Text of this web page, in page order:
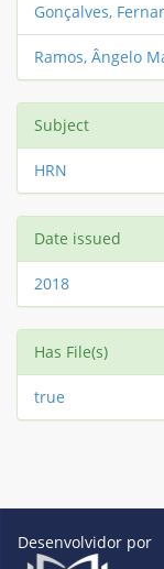
Gonçalves,
Ramos, Ângelo
Subject
HRN
Date issued
2018
Has File(s)
true
Desenvolvidor por